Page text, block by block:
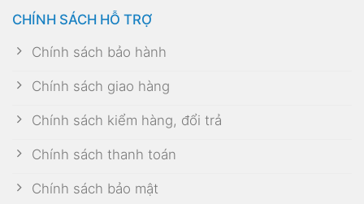
CHÍNH SÁCH HỖ TRỢ
Chính sách bảo hành
Chính sách giao hàng
Chính sách kiểm hàng, đổi trả
Chính sách thanh toán
Chính sách bảo mật